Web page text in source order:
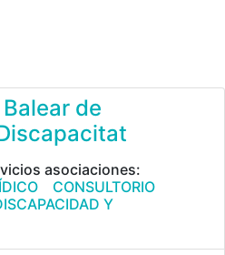
de
asociaciones:
CONSULTORIO
Y